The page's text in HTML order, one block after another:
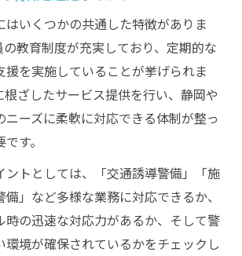
はいくつかの共通した特徴がありま
の教育制度が充実しており、定期的な
援を実施していることが挙げられま
根ざしたサービス提供を行い、静岡や
ーズに柔軟に対応できる体制が整っ
す。
ントとしては、「交通誘導警備」「施
」など多様な業務に対応できるか、
時の迅速な対応力があるか、そして警
環境が確保されているかをチェックし